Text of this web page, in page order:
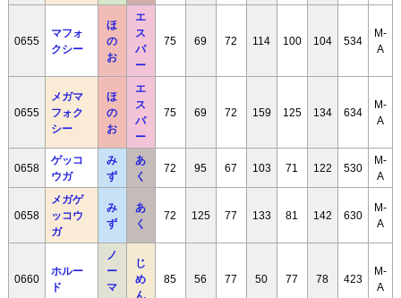
0655
マフォ
クシー
ほ
の
お
エ
ス
パ
ー
75 69 72 114 100 104 534
M-
A
0655
メガマ
フォク
シー
ほ
の
お
エ
ス
パ
ー
75 69 72 159 125 134 634
M-
A
0658
ゲッコ
ウガ
み
ず
あ
く
72 95 67 103 71 122 530
M-
A
0658
メガゲ
ッコウ
ガ
み
ず
あ
く
72 125 77 133 81 142 630
M-
A
0660
ホルー
ド
ノ
ー
マ
じ
め
ん
85 56 77 50 77 78 423
M-
A